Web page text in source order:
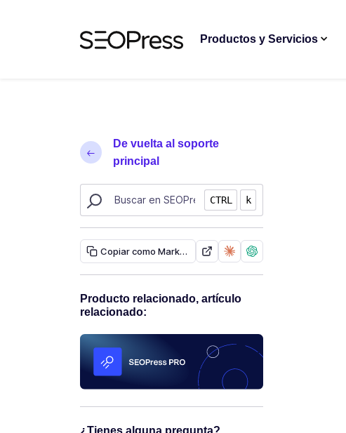
Productos y Servicios
De vuelta al soporte
principal
Buscar recursos de SEOPress
CTRL k
Copiar como Markdown
Producto relacionado, artículo
relacionado:
¿Tienes alguna pregunta?